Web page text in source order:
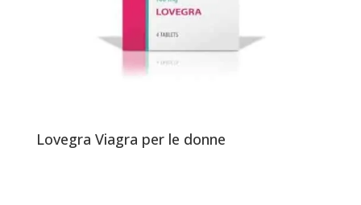
Lovegra Viagra per le donne